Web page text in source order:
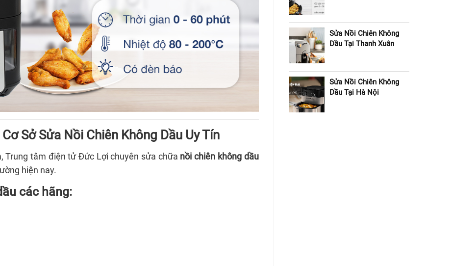
Sở Sửa Nồi Chiên Không Dầu Uy Tín
Trung tâm điện tử Đức Lợi chuyên sửa chữa nồi chiên không dầu
hiện nay.
các hãng:
Sửa Nồi Chiên Không
Dầu Tại Thanh Xuân
Sửa Nồi Chiên Không
Dầu Tại Hà Nội